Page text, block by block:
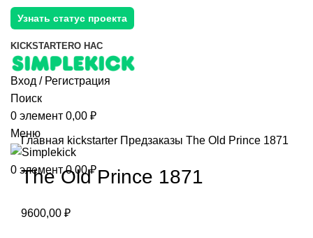
Узнать статус проекта
KICKSTARTERО НАС
Вход / Регистрация
Поиск
0 элемент 0,00 ₽
Меню
0 элемент 0,00₽
Главная kickstarter Предзаказы The Old Prince 1871
The Old Prince 1871
9600,00 ₽